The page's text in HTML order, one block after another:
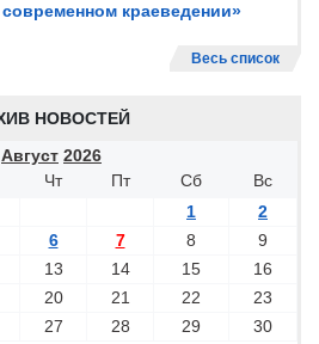
краеведении»
Весь список
НОВОСТЕЙ
Август 2026
Чт Пт Сб
Вс
1
2
6 7 8
9
13 14 15
16
20 21 22
23
27 28 29
30